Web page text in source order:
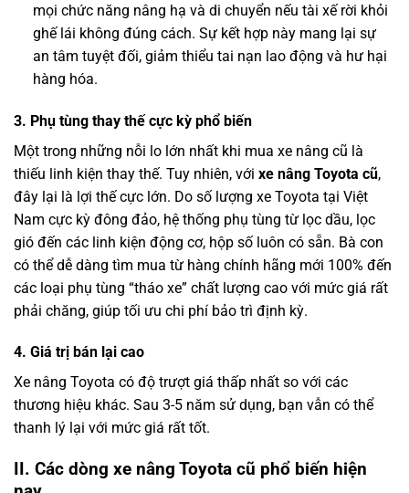
mọi chức năng nâng hạ và di chuyển nếu tài xế rời khỏi
ghế lái không đúng cách. Sự kết hợp này mang lại sự
an tâm tuyệt đối, giảm thiểu tai nạn lao động và hư hại
hàng hóa.
3. Phụ tùng thay thế cực kỳ phổ biến
Một trong những nỗi lo lớn nhất khi mua xe nâng cũ là
thiếu linh kiện thay thế. Tuy nhiên, với xe nâng Toyota cũ,
đây lại là lợi thế cực lớn. Do số lượng xe Toyota tại Việt
Nam cực kỳ đông đảo, hệ thống phụ tùng từ lọc dầu, lọc
gió đến các linh kiện động cơ, hộp số luôn có sẵn. Bà con
có thể dễ dàng tìm mua từ hàng chính hãng mới 100% đến
các loại phụ tùng “tháo xe” chất lượng cao với mức giá rất
phải chăng, giúp tối ưu chi phí bảo trì định kỳ.
4. Giá trị bán lại cao
Xe nâng Toyota có độ trượt giá thấp nhất so với các
thương hiệu khác. Sau 3-5 năm sử dụng, bạn vẫn có thể
thanh lý lại với mức giá rất tốt.
II. Các dòng xe nâng Toyota cũ phổ biến hiện